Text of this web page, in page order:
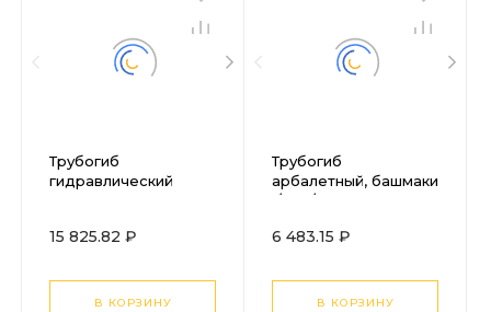
Трубогиб
гидравлический
металлическом
15 825.82 ₽
В КОРЗИНУ
Трубогиб
арбалетный, башмаки
1/4"-7/8", в
STELS
6 483.15 ₽
В КОРЗИНУ